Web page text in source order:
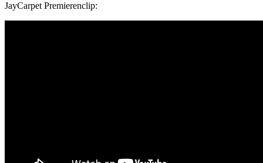
JayCarpet Premierenclip: